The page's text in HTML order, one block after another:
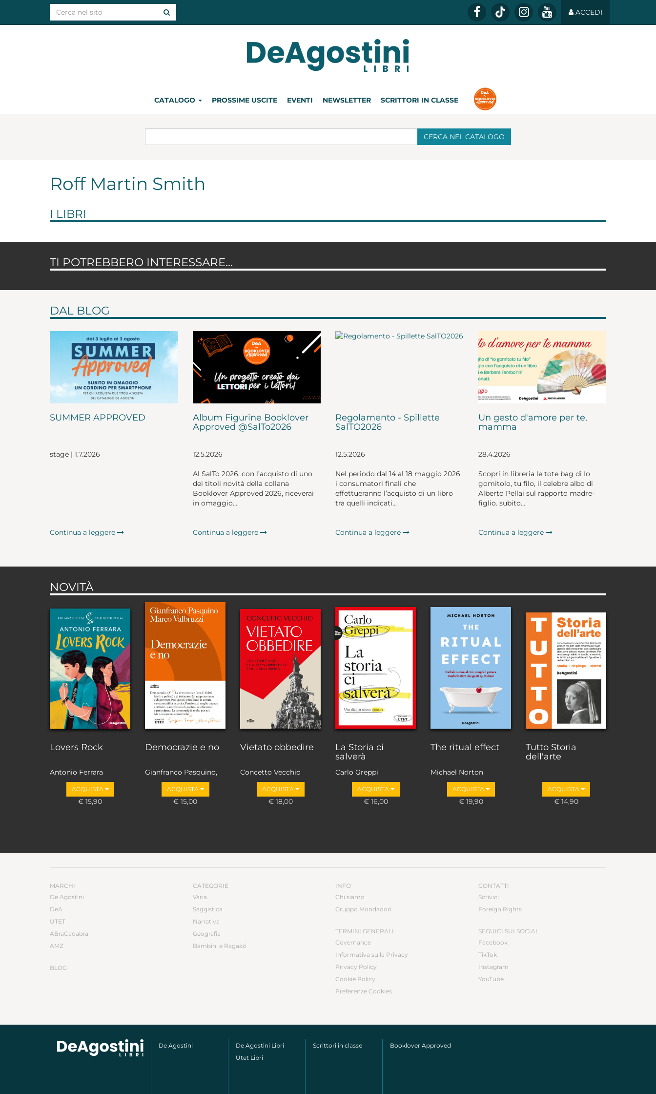
ACCEDI
CATALOGO PROSSIME USCITE EVENTI NEWSLETTER SCRITTORI IN CLASSE
CERCA NEL CATALOGO
Roff Martin Smith
I LIBRI
TI POTREBBERO INTERESSARE...
DAL BLOG
SUMMER APPROVED
stage | 1.7.2026
Continua a leggere
Album Figurine Booklover
Approved @SalTo2026
12.5.2026
Al SalTo 2026, con l’acquisto di uno
dei titoli novità della collana
Booklover Approved 2026, riceverai
in omaggio...
Continua a leggere
Regolamento - Spillette
SalTO2026
12.5.2026
Nel periodo dal 14 al 18 maggio 2026
i consumatori finali che
effettueranno l’acquisto di un libro
tra quelli indicati...
Continua a leggere
Un gesto d'amore per te,
mamma
28.4.2026
Scopri in libreria le tote bag di Io
gomitolo, tu filo, il celebre albo di
Alberto Pellai sul rapporto madre-
figlio. subito...
Continua a leggere
NOVITÀ
Lovers Rock
Antonio Ferrara
ACQUISTA
€ 15,90
Democrazie e no
Gianfranco Pasquino,
Marco Valbruzzi
ACQUISTA
€ 15,00
Vietato obbedire
Concetto Vecchio
ACQUISTA
€ 18,00
La Storia ci
salverà
Carlo Greppi
ACQUISTA
€ 16,00
The ritual effect
Michael Norton
ACQUISTA
€ 19,90
Tutto Storia
dell'arte
ACQUISTA
€ 14,90
MARCHI
De Agostini
DeA
UTET
ABraCadabra
AMZ
BLOG
CATEGORIE
Varia
Saggistica
Narrativa
Geografia
Bambini e Ragazzi
INFO
Chi siamo
Gruppo Mondadori
TERMINI GENERALI
Governance
Informativa sulla Privacy
Privacy Policy
Cookie Policy
Preferenze Cookies
CONTATTI
Scrivici
Foreign Rights
SEGUICI SUI SOCIAL
Facebook
TikTok
Instagram
YouTube
De Agostini
De Agostini Libri
Utet Libri
Scrittori in classe Booklover Approved